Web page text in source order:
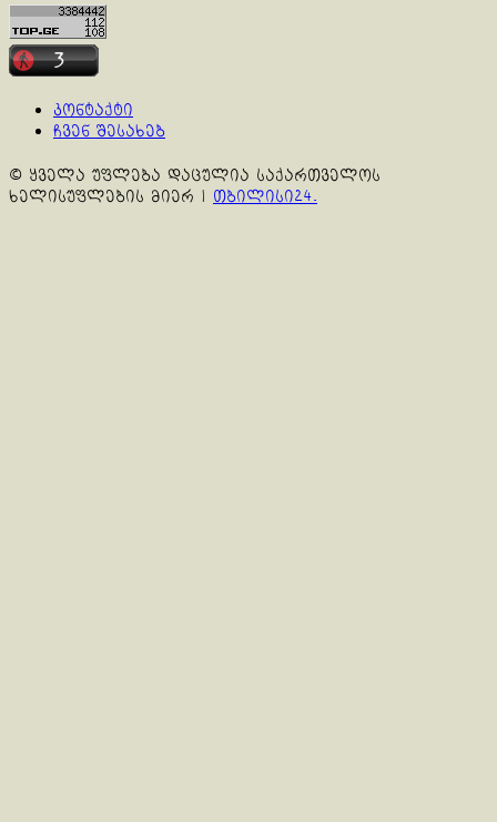
კონტაქტი
ჩვენ შესახებ
© ყველა უფლება დაცულია საქართველოს
ხელისუფლების მიერ | თბილისი24.